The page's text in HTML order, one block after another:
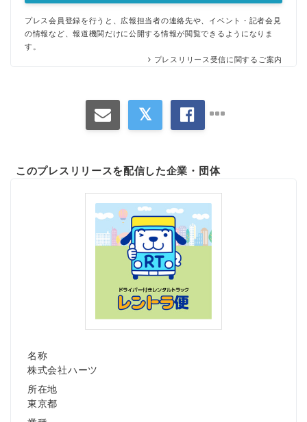
プレス会員登録を行うと、広報担当者の連絡先や、イベント・記者会見
の情報など、報道機関だけに公開する情報が閲覧できるようになりま
す。
プレスリリース受信に関するご案内
このプレスリリースを配信した企業・団体
名称
株式会社ハーツ
所在地
東京都